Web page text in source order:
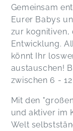
Schöne
für Babies
Anna Lena,Nov 07
Gemeinsam
Eurer Babys
zur kognitiven,
Entwicklung.
könnt Ihr
austauschen!
zwischen 6 -
Mit den
und aktiver im
Welt